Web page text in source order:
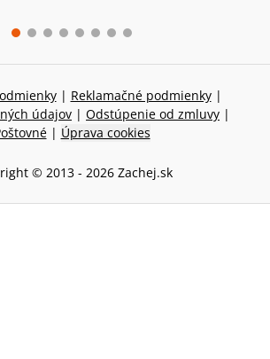
| Reklamačné podmienky |
údajov | Odstúpenie od zmluvy |
| Úprava cookies
© 2013 - 2026 Zachej.sk